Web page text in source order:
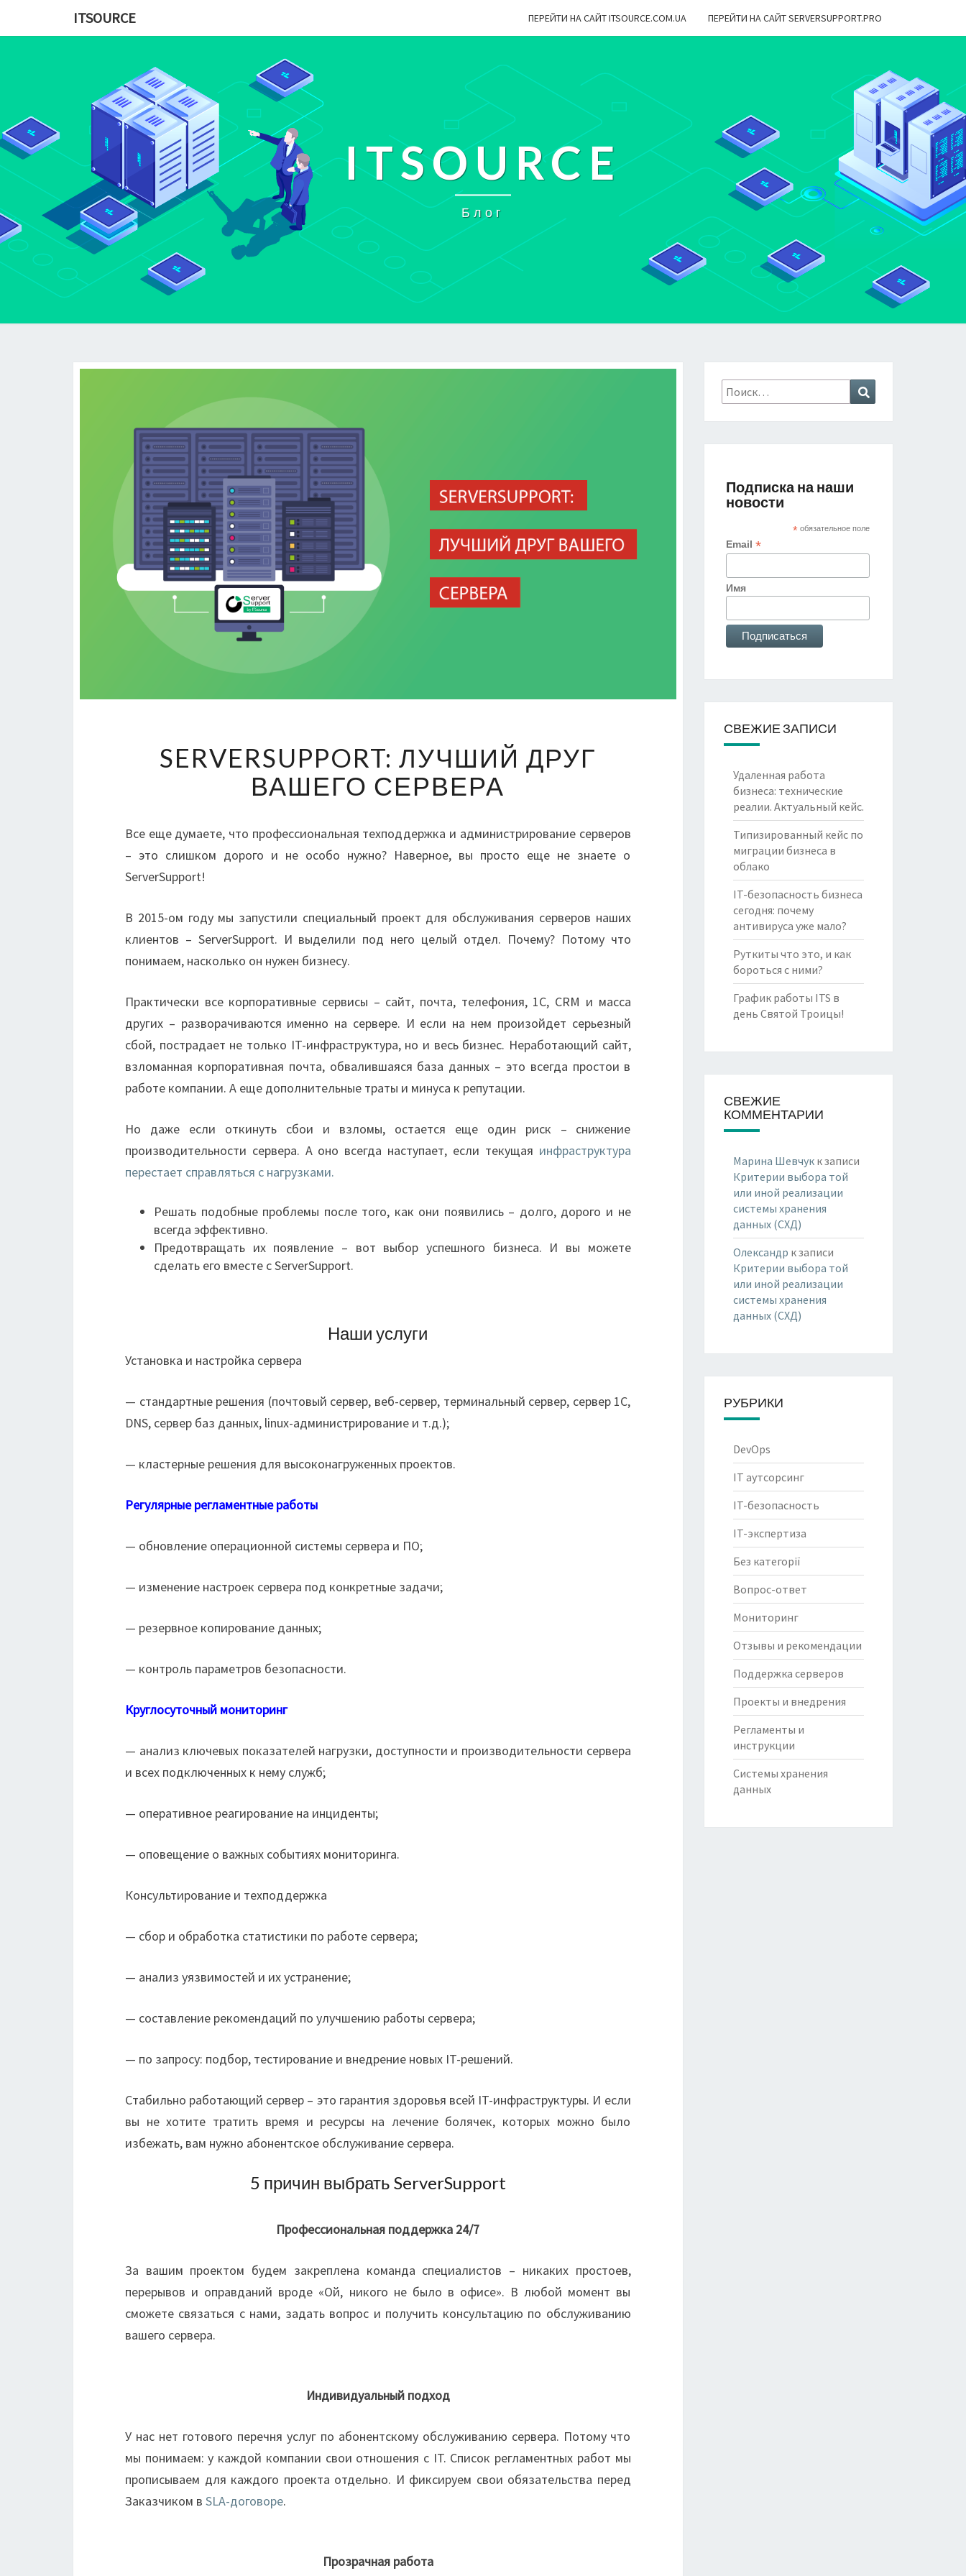
ITSOURCE ПЕРЕЙТИ НА САЙТ ITSOURCE.COM.UA ПЕРЕЙТИ НА САЙТ SERVERSUPPORT.PRO
ITSOURCE
Блог
ЛУЧШИЙ
ДРУГ
ВАШЕГО
SERVERSUPPORT: ЛУЧШИЙ ДРУГ
ВАШЕГО СЕРВЕРА
Все еще думаете, что профессиональная техподдержка и администрирование серверов
– это слишком дорого и не особо нужно? Наверное, вы просто еще не знаете о
ServerSupport!
В 2015-ом году мы запустили специальный проект для обслуживания серверов наших
клиентов – ServerSupport. И выделили под него целый отдел. Почему? Потому что
понимаем, насколько он нужен бизнесу.
Практически все корпоративные сервисы – сайт, почта, телефония, 1С, CRM и масса
других – разворачиваются именно на сервере. И если на нем произойдет серьезный
сбой, пострадает не только IT-инфраструктура, но и весь бизнес. Неработающий сайт,
взломанная корпоративная почта, обвалившаяся база данных – это всегда простои в
работе компании. А еще дополнительные траты и минуса к репутации.
Но даже если откинуть сбои и взломы, остается еще один риск – снижение
производительности сервера. А оно всегда наступает, если текущая инфраструктура
перестает справляться с нагрузками.
Решать подобные проблемы после того, как они появились – долго, дорого и не
всегда эффективно.
Предотвращать их появление – вот выбор успешного бизнеса. И вы можете
сделать его вместе с ServerSupport.
Наши услуги
Установка и настройка сервера
— стандартные решения (почтовый сервер, веб-сервер, терминальный сервер, сервер 1С,
DNS, сервер баз данных, linux-администрирование и т.д.);
— кластерные решения для высоконагруженных проектов.
Регулярные регламентные работы
— обновление операционной системы сервера и ПО;
— изменение настроек сервера под конкретные задачи;
— резервное копирование данных;
— контроль параметров безопасности.
Круглосуточный мониторинг
— анализ ключевых показателей нагрузки, доступности и производительности сервера
и всех подключенных к нему служб;
— оперативное реагирование на инциденты;
— оповещение о важных событиях мониторинга.
Консультирование и техподдержка
— сбор и обработка статистики по работе сервера;
— анализ уязвимостей и их устранение;
— составление рекомендаций по улучшению работы сервера;
— по запросу: подбор, тестирование и внедрение новых IT-решений.
Стабильно работающий сервер – это гарантия здоровья всей IT-инфраструктуры. И если
вы не хотите тратить время и ресурсы на лечение болячек, которых можно было
избежать, вам нужно абонентское обслуживание сервера.
5 причин выбрать ServerSupport
Профессиональная поддержка 24/7
За вашим проектом будем закреплена команда специалистов – никаких простоев,
перерывов и оправданий вроде «Ой, никого не было в офисе». В любой момент вы
сможете связаться с нами, задать вопрос и получить консультацию по обслуживанию
вашего сервера.
Индивидуальный подход
У нас нет готового перечня услуг по абонентскому обслуживанию сервера. Потому что
мы понимаем: у каждой компании свои отношения с IT. Список регламентных работ мы
прописываем для каждого проекта отдельно. И фиксируем свои обязательства перед
Заказчиком в SLA-договоре.
Прозрачная работа
Найти:
Подписка на наши
новости
*обязательное поле
Email *
Имя
СВЕЖИЕ ЗАПИСИ
Удаленная работа
бизнеса: технические
реалии. Актуальный кейс.
Типизированный кейс по
миграции бизнеса в
облако
IT-безопасность бизнеса
сегодня: почему
антивируса уже мало?
Руткиты что это, и как
бороться с ними?
График работы ITS в
день Святой Троицы!
СВЕЖИЕ
КОММЕНТАРИИ
Марина Шевчукк записи
Критерии выбора той
или иной реализации
системы хранения
данных (СХД)
Олександр к записи
Критерии выбора той
или иной реализации
системы хранения
данных (СХД)
РУБРИКИ
DevOps
IT аутсорсинг
IT-безопасность
IT-экспертиза
Без категорії
Вопрос-ответ
Мониторинг
Отзывы и рекомендации
Поддержка серверов
Проекты и внедрения
Регламенты и
инструкции
Системы хранения
данных